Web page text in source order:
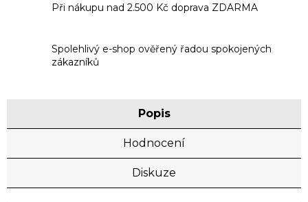
Při nákupu nad 2.500 Kč doprava ZDARMA
Spolehlivý e-shop ověřený řadou spokojených
zákazníků
Popis
Hodnocení
Diskuze